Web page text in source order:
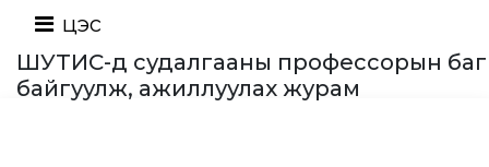
цэс
ШУТИС-д судалгааны профессорын баг
байгуулж, ажиллуулах журам